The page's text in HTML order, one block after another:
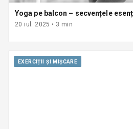
Yoga pe balcon – secvențele
20 iul. 2025 • 3 min
EXERCIȚII ȘI MIȘCARE